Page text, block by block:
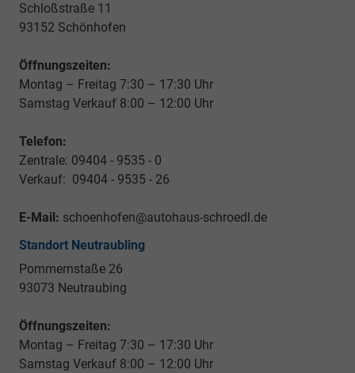
Schloßstraße 11
93152 Schönhofen
Öffnungszeiten:
Montag – Freitag 7:30 – 17:30 Uhr
Samstag Verkauf 8:00 – 12:00 Uhr
Telefon:
Zentrale: 09404 - 9535 - 0
Verkauf: 09404 - 9535 - 26
E-Mail: schoenhofen@autohaus-schroedl.de
Standort Neutraubling
Pommernstaße 26
93073 Neutraubing
Öffnungszeiten:
Montag – Freitag 7:30 – 17:30 Uhr
Samstag Verkauf 8:00 – 12:00 Uhr